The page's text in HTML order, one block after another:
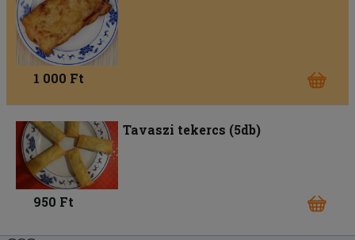
1 000 Ft
Tavaszi tekercs (5db)
950 Ft